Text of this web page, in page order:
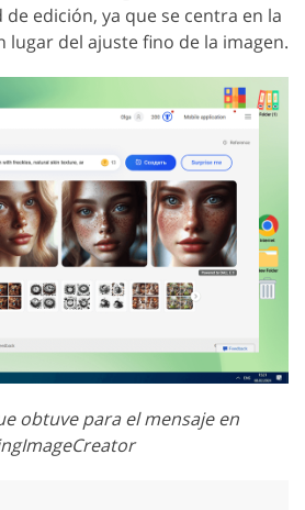
edición, ya que se centra en la
lugar del ajuste fino de la imagen.
obtuve para el mensaje en